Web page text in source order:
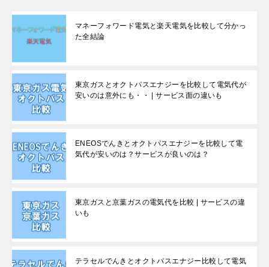
マネーフォワード電気と楽天電気を比較して分かっ
た全結論
東京ガスとオクトパスエナジーを比較して電気代が
安いのは意外にも・・ | サービス面の違いも
ENEOSでんきとオクトパスエナジーを比較して電
気代が安いのは？サービスが良いのは？
東京ガスと京葉ガスの電気代を比較 | サービスの違
いも
テラセルでんきとオクトパスエナジー比較して電気